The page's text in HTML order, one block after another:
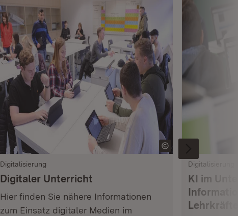
Digitalisierung
Digitaler Unterricht
Hier finden Sie nähere Informationen
zum Einsatz digitaler Medien im
Digitalisierung
KI im
Lehrkräfte